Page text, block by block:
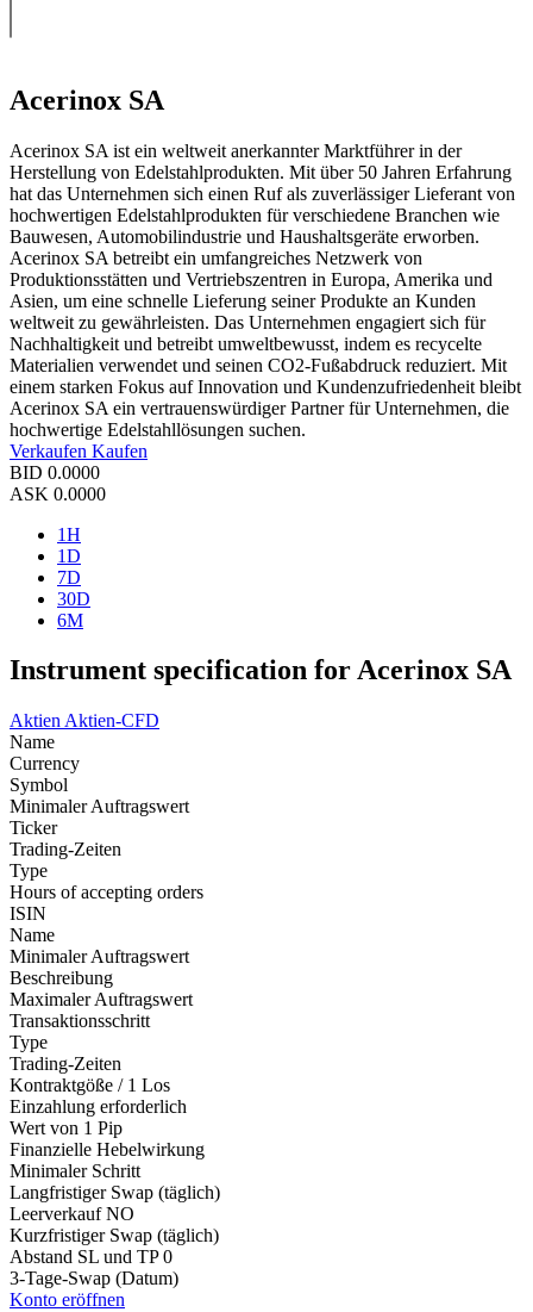
Acerinox SA
Acerinox SA ist ein weltweit anerkannter Marktführer in der
Herstellung von Edelstahlprodukten. Mit über 50 Jahren Erfahrung
hat das Unternehmen sich einen Ruf als zuverlässiger Lieferant von
hochwertigen Edelstahlprodukten für verschiedene Branchen wie
Bauwesen, Automobilindustrie und Haushaltsgeräte erworben.
Acerinox SA betreibt ein umfangreiches Netzwerk von
Produktionsstätten und Vertriebszentren in Europa, Amerika und
Asien, um eine schnelle Lieferung seiner Produkte an Kunden
weltweit zu gewährleisten. Das Unternehmen engagiert sich für
Nachhaltigkeit und betreibt umweltbewusst, indem es recycelte
Materialien verwendet und seinen CO2-Fußabdruck reduziert. Mit
einem starken Fokus auf Innovation und Kundenzufriedenheit bleibt
Acerinox SA ein vertrauenswürdiger Partner für Unternehmen, die
hochwertige Edelstahllösungen suchen.
Verkaufen Kaufen
BID 0.0000
ASK 0.0000
1H
1D
7D
30D
6M
Instrument specification for Acerinox SA
Aktien Aktien-CFD
Name
Currency
Symbol
Minimaler Auftragswert
Ticker
Trading-Zeiten
Type
Hours of accepting orders
ISIN
Name
Minimaler Auftragswert
Beschreibung
Maximaler Auftragswert
Transaktionsschritt
Type
Trading-Zeiten
Kontraktgöße / 1 Los
Einzahlung erforderlich
Wert von 1 Pip
Finanzielle Hebelwirkung
Minimaler Schritt
Langfristiger Swap (täglich)
Leerverkauf NO
Kurzfristiger Swap (täglich)
Abstand SL und TP 0
3-Tage-Swap (Datum)
Konto eröffnen